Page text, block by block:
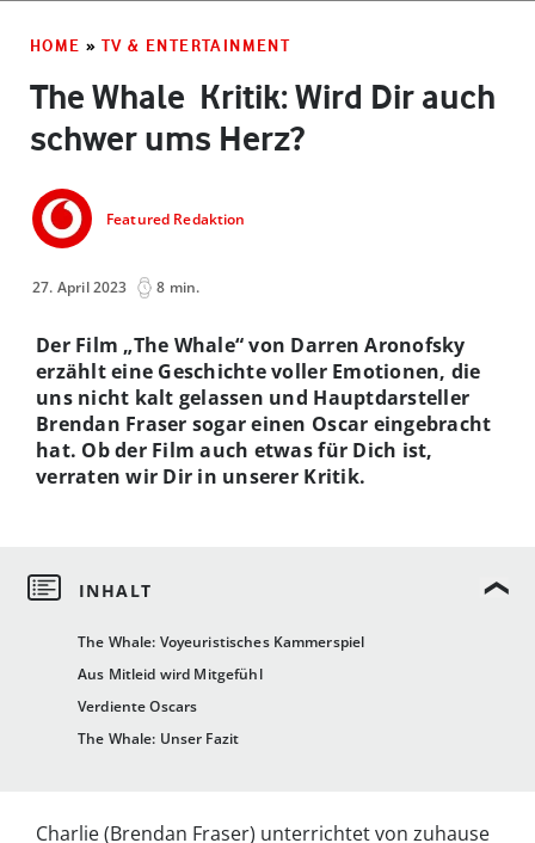
HOME » TV & ENTERTAINMENT
The Whale ­ Kritik: Wird Dir auch
schwer ums Herz?
Featured Redaktion
27. April 2023 8 min.
The Whale: Voyeuristisches Kammerspiel
Aus Mitleid wird Mitgefühl
Verdiente Oscars
The Whale: Unser Fazit
Der Film „The Whale“ von Darren Aronofsky
erzählt eine Geschichte voller Emotionen, die
uns nicht kalt gelassen und Hauptdarsteller
Brendan Fraser sogar einen Oscar eingebracht
hat. Ob der Film auch etwas für Dich ist,
verraten wir Dir in unserer Kritik.
Charlie (Brendan Fraser) unterrichtet von zuhause